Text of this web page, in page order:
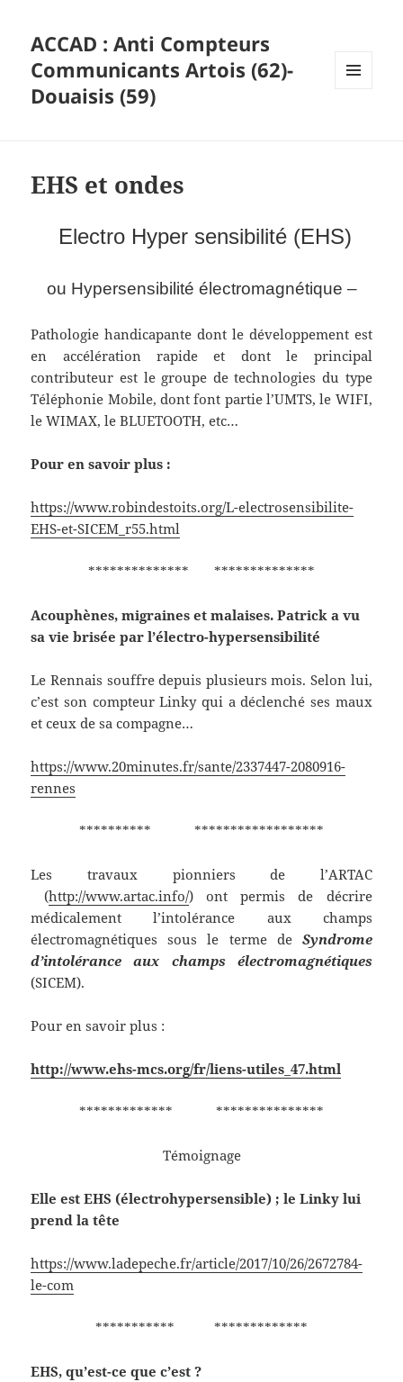
ACCAD : Anti Compteurs
Communicants Artois (62)-
Douaisis (59)
EHS et ondes
Electro Hyper sensibilité (EHS)
ou Hypersensibilité électromagnétique –
Pathologie handicapante dont le développement est
en accélération rapide et dont le principal
contributeur est le groupe de technologies du type
Téléphonie Mobile, dont font partie l’UMTS, le WIFI,
le WIMAX, le BLUETOOTH, etc…
Pour en savoir plus :
https://www.robindestoits.org/L-electrosensibilite-
EHS-et-SICEM_r55.html
************** **************
Acouphènes, migraines et malaises. Patrick a vu
sa vie brisée par l’électro-hypersensibilité
Le Rennais souffre depuis plusieurs mois. Selon lui,
c’est son compteur Linky qui a déclenché ses maux
et ceux de sa compagne…
https://www.20minutes.fr/sante/2337447-2080916-
rennes
********** ******************
Les travaux pionniers de l’ARTAC
(http://www.artac.info/) ont permis de décrire
médicalement l’intolérance aux champs
électromagnétiques sous le terme de Syndrome
d’intolérance aux champs électromagnétiques
(SICEM).
Pour en savoir plus :
http://www.ehs-mcs.org/fr/liens-utiles_47.html
************* ***************
Témoignage
Elle est EHS (électrohypersensible) ; le Linky lui
prend la tête
https://www.ladepeche.fr/article/2017/10/26/2672784-
le-com
*********** *************
EHS, qu’est-ce que c’est ?